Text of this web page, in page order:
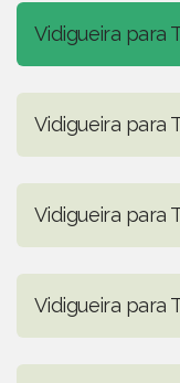
Vidigueira para
Vidigueira para
Vidigueira para
Vidigueira para